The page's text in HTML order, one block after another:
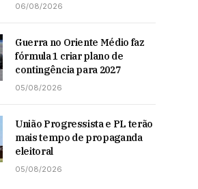
06/08/2026
Guerra no Oriente Médio faz
fórmula 1 criar plano de
contingência para 2027
05/08/2026
União Progressista e PL terão
mais tempo de propaganda
eleitoral
05/08/2026